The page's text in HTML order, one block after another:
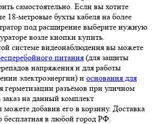
самостоятельно. Если вы хотите
18-метровые бухты кабеля на более
под расширение выберите нужную
возле кнопки купить.
системе видеонаблюдения вы можете
питания (для защиты
напряжения и для работы
электроэнергии) и основания для
герметизации разъёмов при уличном
на данный комплект
добавив его в корзину. Доставка
бесплатная в любой город РФ.